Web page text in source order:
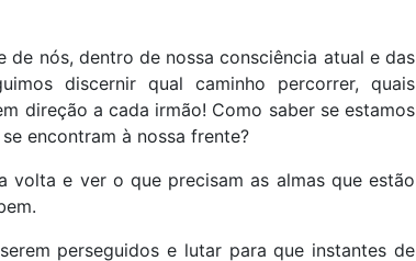
nós, dentro de nossa consciência atual e das
discernir qual caminho percorrer, quais
direção a cada irmão! Como saber se estamos
encontram à nossa frente?
volta e ver o que precisam as almas que estão
perseguidos e lutar para que instantes de